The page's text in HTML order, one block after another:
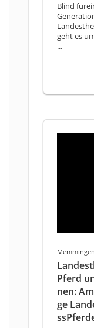
Blind
geht es
...
Pferd
nen:
ge